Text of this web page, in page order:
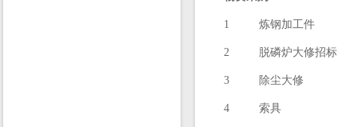
1 炼钢加工件
2 脱磷炉大修招标
3 除尘大修
4 索具